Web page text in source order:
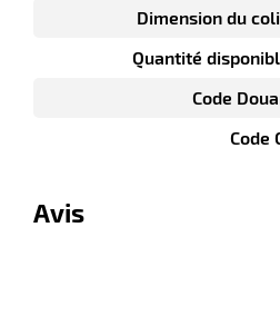
Dimension du
Quantité
Code
Code
Avis